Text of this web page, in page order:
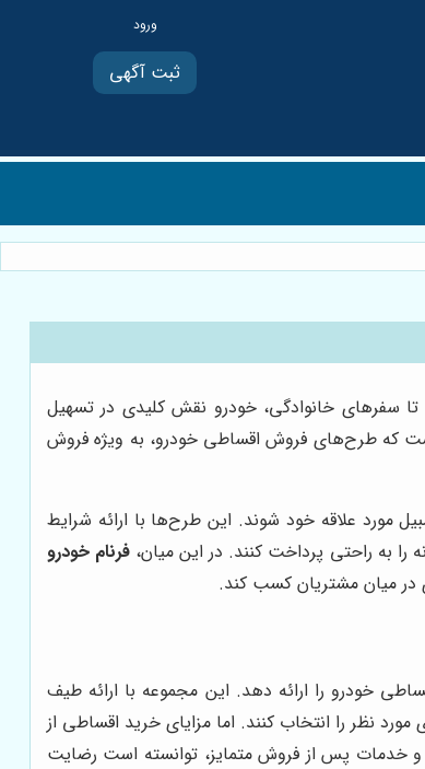
ثبت آگهی
سفرهای خانوادگی، خودرو نقش کلیدی در تسهیل
که طرح‌های فروش اقساطی خودرو، به ویژه فروش
مورد علاقه خود شوند. این طرح‌ها با ارائه شرایط
را به راحتی پرداخت کنند. در این میان،فرنام خودرو
در میان مشتریان کسب کند.
خودرو را ارائه دهد. این مجموعه با ارائه طیف
نظر را انتخاب کنند. اما مزایای خرید اقساطی از
و خدمات پس از فروش متمایز، توانسته است رضایت